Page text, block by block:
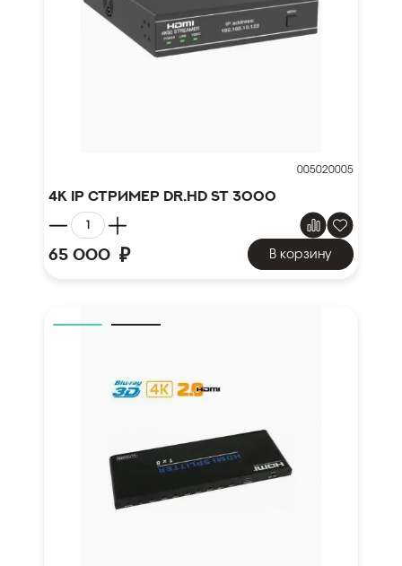
005020005
4K IP стример Dr.HD ST 3000
65 000 ₽ В корзину